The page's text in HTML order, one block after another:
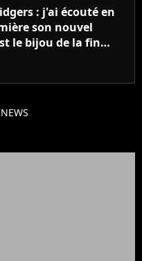
: j'ai écouté en
son nouvel
le bijou de la fin